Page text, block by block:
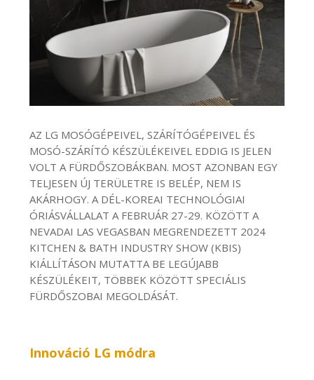
AZ LG MOSÓGÉPEIVEL, SZÁRÍTÓGÉPEIVEL ÉS
MOSÓ-SZÁRÍTÓ KÉSZÜLÉKEIVEL EDDIG IS JELEN
VOLT A FÜRDŐSZOBÁKBAN. MOST AZONBAN EGY
TELJESEN ÚJ TERÜLETRE IS BELÉP, NEM IS
AKÁRHOGY. A DÉL-KOREAI TECHNOLÓGIAI
ÓRIÁSVÁLLALAT A FEBRUÁR 27-29. KÖZÖTT A
NEVADAI LAS VEGASBAN MEGRENDEZETT 2024
KITCHEN & BATH INDUSTRY SHOW (KBIS)
KIÁLLÍTÁSON MUTATTA BE LEGÚJABB
KÉSZÜLÉKEIT, TÖBBEK KÖZÖTT SPECIÁLIS
FÜRDŐSZOBAI MEGOLDÁSÁT.
Innováció LG módra